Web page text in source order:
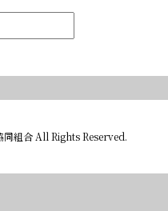
同組合 All Rights Reserved.